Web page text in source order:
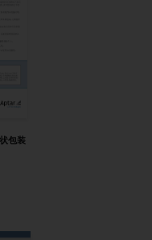
包装